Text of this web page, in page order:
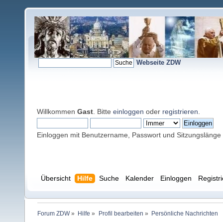
Webseite ZDW
Willkommen Gast . Bitte einloggen oder registrieren
Einloggen mit Benutzername, Passwort und Sitzungslänge
Übersicht Hilfe Suche Kalender Einloggen
Forum ZDW» Hilfe » Profil bearbeiten » Persönliche Nachrichten